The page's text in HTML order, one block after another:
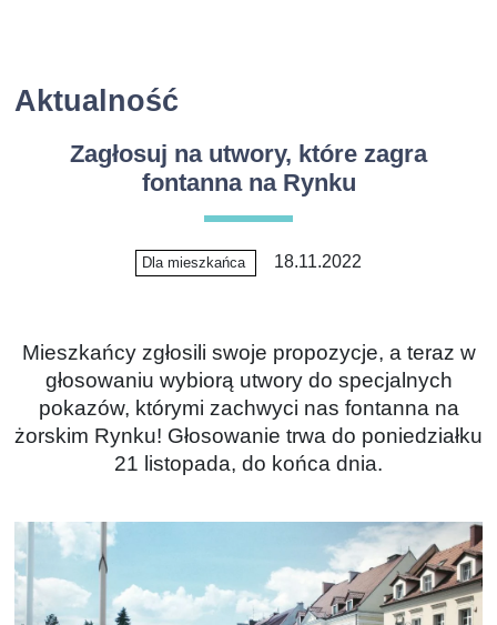
Aktualność
Zagłosuj na utwory, które zagra
fontanna na Rynku
Dla mieszkańca 18.11.2022
Mieszkańcy zgłosili swoje propozycje, a teraz w
głosowaniu wybiorą utwory do specjalnych
pokazów, którymi zachwyci nas fontanna na
żorskim Rynku! Głosowanie trwa do poniedziałku
21 listopada, do końca dnia.